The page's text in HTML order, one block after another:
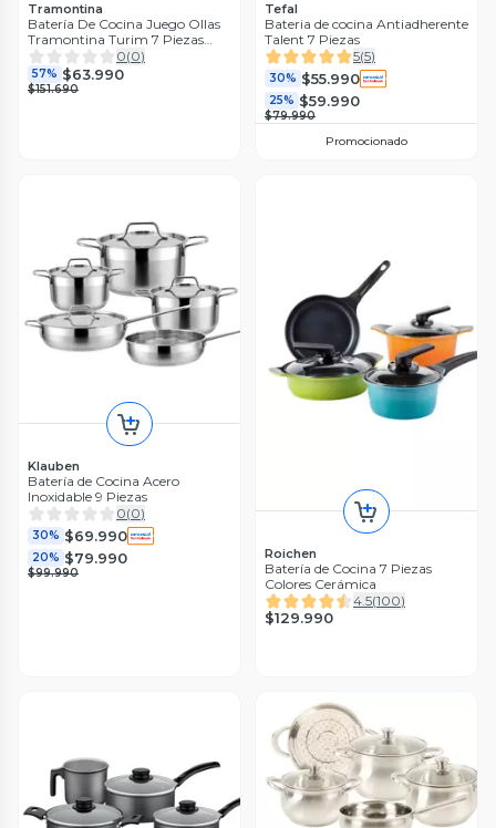
Tramontina
Batería De Cocina Juego Ollas
Tramontina Turim 7 Piezas
Rojo
0(0)
57% $63.990
$151.690
Tefal
Bateria de cocina Antiadherente
Talent 7 Piezas
5(5)
30% $55.990
25% $59.990
$79.990
Promocionado
Klauben
Batería de Cocina Acero
Inoxidable 9 Piezas
0(0)
30% $69.990
20% $79.990
$99.990
Roichen
Batería de Cocina 7 Piezas
Colores Cerámica
4.5(100)
$129.990